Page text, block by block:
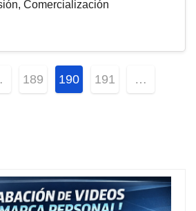
Comercialización
189 190 191 …